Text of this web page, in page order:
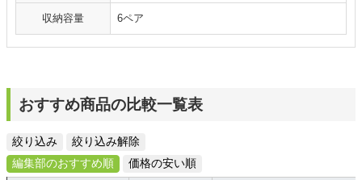
収納容量 6ペア
おすすめ商品の比較一覧表
絞り込み
絞り込み解除
編集部のおすすめ順
価格の安い順